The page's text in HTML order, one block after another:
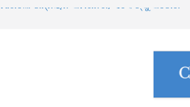
ମାଗିଲେ ଉନ୍ନୟନ କମିଶନର, ସଚିବଙ୍କୁ କଠୋର
ଠକେଇ, ମୁଖ୍ୟ ପ୍ରଶାସକଙ୍କ ଦସ୍ତଖତ ଜାଲ୍
ସୁପ୍ରିମକୋର୍ଟଙ୍କ ବଡ଼ ନିର୍ଦ୍ଦେଶ
୮ ଗ୍ରାମ ସୁନା-ଶାଢ଼ୀ, ଏଆଇ ପ୍ରଶିକ୍ଷଣ ପାଇଁ ୫